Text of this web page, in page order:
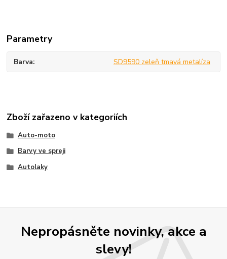
Parametry
Barva SD9590 zeleň tmavá metalíza
Zboží zařazeno v kategoriích
Auto-moto
Barvy ve spreji
Autolaky
Nepropásněte novinky, akce a
slevy!